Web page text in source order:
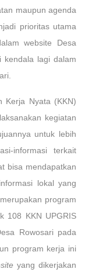
maupun agenda
prioritas utama
website Desa
kendala lagi dalam
Kerja Nyata (KKN)
kegiatan
untuk lebih
informasi terkait
bisa mendapatkan
lokal yang
program
108 KKN UPGRIS
Rowosari pada
program kerja ini
yang dikerjakan